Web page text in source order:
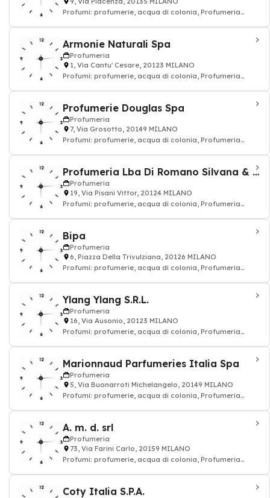
Profumi: profumerie, acqua di colonia, Profumeria
Armonie Naturali Spa
Profumeria
1, Via Cantu' Cesare, 20123 MILANO
Profumi: profumerie, acqua di colonia, Profumeria
Profumerie Douglas Spa
Profumeria
7, Via Grosotto, 20149 MILANO
Profumi: profumerie, acqua di colonia, Profumeria
Profumeria Lba Di Romano Silvana & C.
Profumeria
19, Via Pisani Vittor, 20124 MILANO
Profumi: profumerie, acqua di colonia, Profumeria
Bipa
Profumeria
6, Piazza Della Trivulziana, 20126 MILANO
Profumi: profumerie, acqua di colonia, Profumeria
Ylang Ylang S.R.L.
Profumeria
16, Via Ausonio, 20123 MILANO
Profumi: profumerie, acqua di colonia, Profumeria
Marionnaud Parfumeries Italia Spa
Profumeria
5, Via Buonarroti Michelangelo, 20149 MILANO
Profumi: profumerie, acqua di colonia, Profumeria
A. m. d. srl
Profumeria
73, Via Farini Carlo, 20159 MILANO
Profumi: profumerie, acqua di colonia, Profumeria
Coty Italia S.P.A.